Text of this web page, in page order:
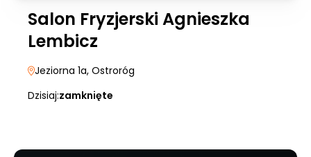
Salon Fryzjerski Agnieszka
Lembicz
Jeziorna 1a, Ostroróg
Dzisiaj:zamknięte